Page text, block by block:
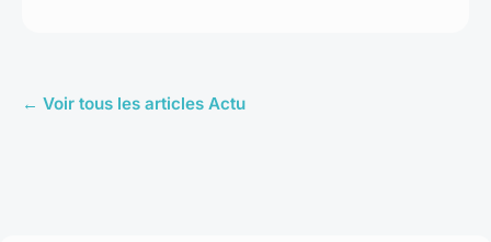
← Voir tous les articles Actu